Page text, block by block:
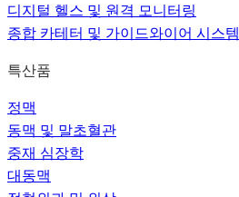
디지털 헬스 및 원격 모니터링
종합 카테터 및 가이드와이어 시스템
특산품
정맥
동맥 및 말초혈관
중재 심장학
대동맥